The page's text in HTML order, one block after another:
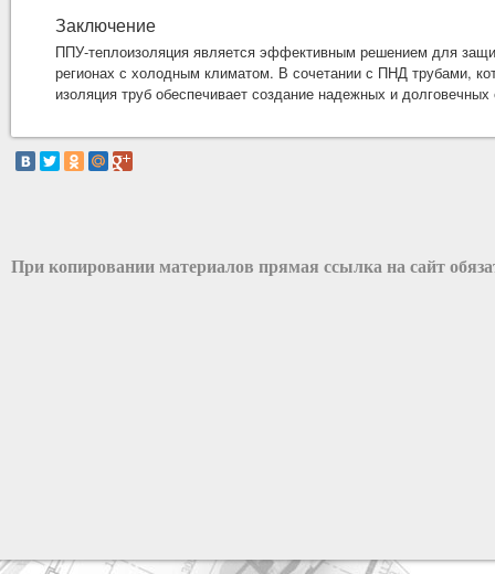
Заключение
ППУ-теплоизоляция является эффективным решением для
регионах с холодным климатом. В сочетании с ПНД трубами,
изоляция труб обеспечивает создание надежных и
При копировании материалов прямая ссылка на сайт